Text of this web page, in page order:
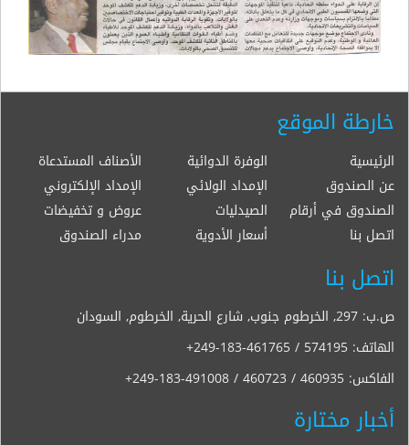
خارطة الموقع
الرئيسية الوفرة الدوائية
الأصناف المستدعاة
عن الصندوق
الإمداد الولائي
الإمداد الإلكتروني
الصندوق في أرقام
الصيدليات
عروض و تخفيضات
اتصل بنا
أسعار الأدوية مدراء الصندوق
اتصل بنا
ص.ب: 297, الخرطوم جنوب, شارع الحرية, الخرطوم, السودان
الهاتف: +249-183-461765 / 574195
الفاكس: +249-183-491008 / 460723 / 460935
أخبار مختارة